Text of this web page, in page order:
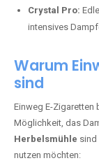
Crystal Pro:
intensives
Warum
sind
Einweg E-
Möglichkeit, das
Herbelsmühle sind
nutzen möchten: